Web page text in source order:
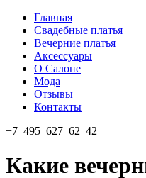
Главная
Свадебные платья
Вечерние платья
Аксессуары
О Салоне
Мода
Отзывы
Контакты
+7 495 627 62 42
Какие